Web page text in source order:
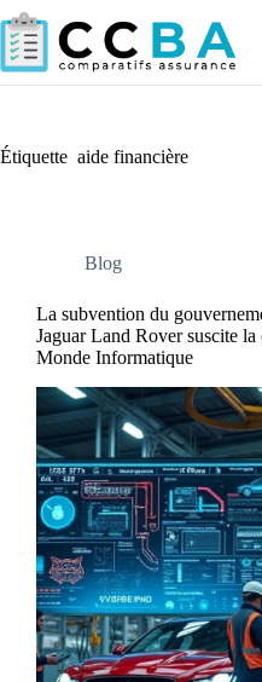
Passer
au
contenu
Étiquette aide financière
Blog
La subvention du
Jaguar Land Rover suscite
Monde Informatique